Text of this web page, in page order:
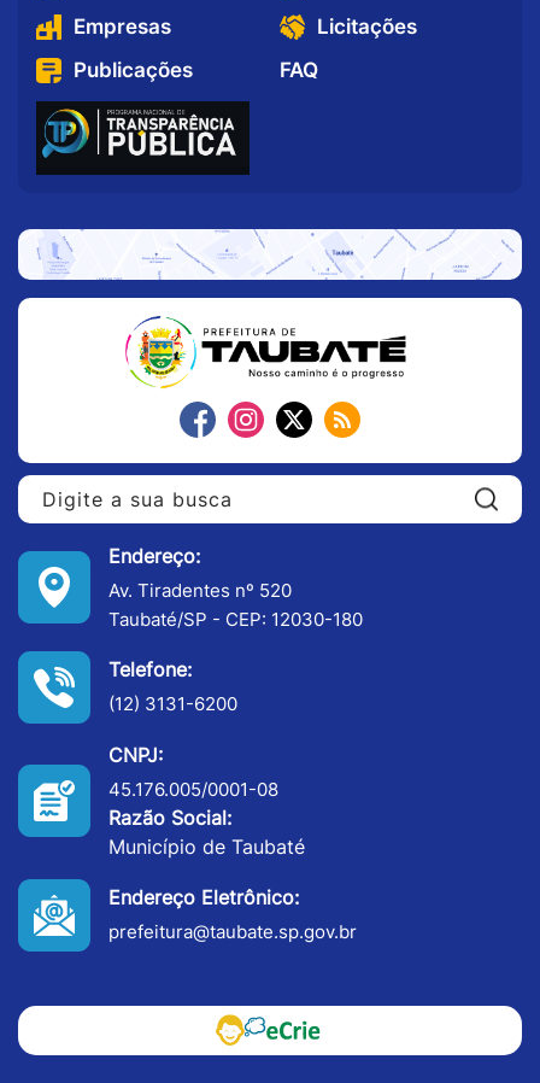
Empresas
Licitações
Publicações
FAQ
Endereço:
Av. Tiradentes nº 520
Taubaté/SP - CEP: 12030-180
Telefone:
(12) 3131-6200
CNPJ:
45.176.005/0001-08
Razão Social:
Município de Taubaté
Endereço Eletrônico:
prefeitura@taubate.sp.gov.br